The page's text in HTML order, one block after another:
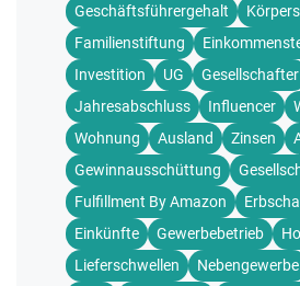
Geschäftsführergehalt
Familienstiftung
Investition
UG
Gesellschafter
Jahresabschluss
Influencer
Wohnung
Ausland Zinsen
Gewinnausschüttung
Fulfillment By Amazon
Einkünfte
Gewerbebetrieb
Lieferschwellen
Nebengewerbe